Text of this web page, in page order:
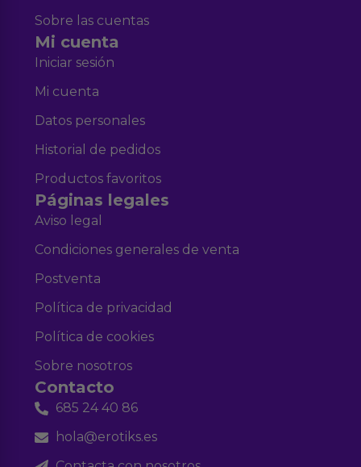
Sobre las cuentas
Mi cuenta
Iniciar sesión
Mi cuenta
Datos personales
Historial de pedidos
Productos favoritos
Páginas legales
Aviso legal
Condiciones generales de venta
Postventa
Política de privacidad
Política de cookies
Sobre nosotros
Contacto
685 24 40 86
hola@erotiks.es